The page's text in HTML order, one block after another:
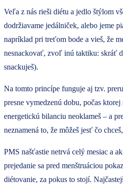
Veľa z nás rieši diétu a jedlo štýlom
dodržiavame jedálniček, alebo jeme
napríklad pri treťom bode a vieš, že
nesnackovať, zvoľ inú taktiku: skráť
snackuješ).
Na tomto princípe funguje aj tzv.
presne vymedzenú dobu, počas
energetickú bilanciu neoklameš – a
neznamená to, že môžeš jesť čo
PMS našťastie netrvá celý mesiac a
prejedanie sa pred menštruáciou
diétovanie, za pokus to stojí.